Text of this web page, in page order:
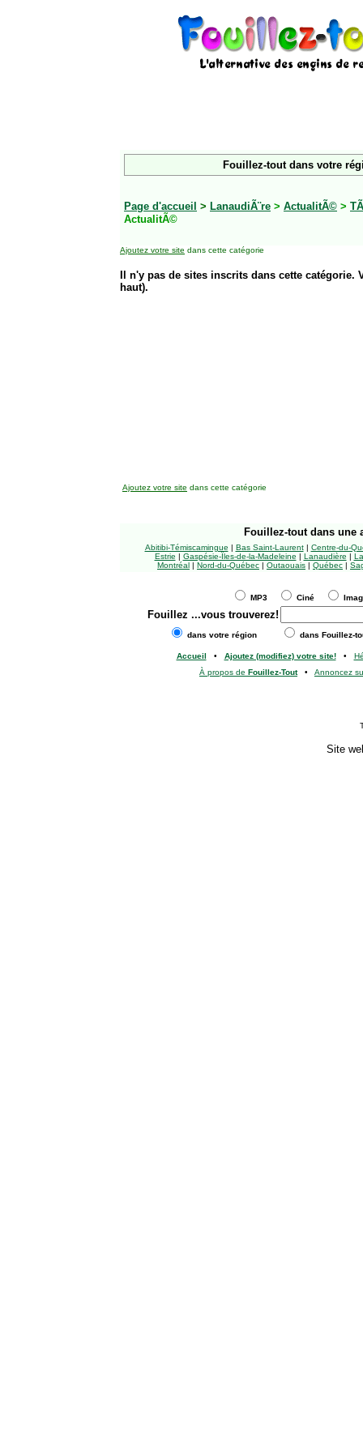
Fouillez-tout dans votre
Page d'accueil > LanaudiÃ¨re > ActualitÃ© >
ActualitÃ©
Ajoutez votre site dans cette catégorie
Il n'y pas de sites inscrits dans cette
haut).
Ajoutez votre site dans cette catégorie
Fouillez-tout dans une
Abitibi-Témiscamingue | Bas Saint-Laurent| Centre-du-
Estrie | Gaspésie-Îles-de-la-Madeleine | Lanaudière |
Montréal | Nord-du-Québec | Outaouais | Québec |
MP3 Ciné
Fouillez ...vous trouverez!
dans votre région dans Fouillez-
Accueil • Ajoutez (modifiez) votre site!•
À propos de Fouillez-Tout• Annoncez
Site